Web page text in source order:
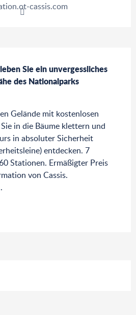
cassis.com
Sie ein unvergessliches
des Nationalparks
Gelände mit kostenlosen
in die Bäume klettern und
in absoluter Sicherheit
entdecken. 7
Stationen. Ermäßigter Preis
von Cassis.